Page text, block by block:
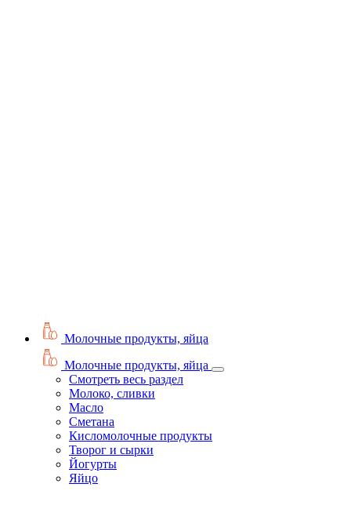
Молочные продукты, яйца
Молочные продукты, яйца
Смотреть весь раздел
Молоко, сливки
Масло
Сметана
Кисломолочные продукты
Творог и сырки
Йогурты
Яйцо